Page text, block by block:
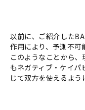
以前に、ご紹介した
作用により、予測不可
このようなことから、
もネガティブ・ケイ
じて双方を使えるよう